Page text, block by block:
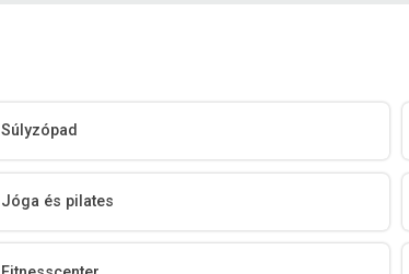
Súlyzópad
Jóga és pilates